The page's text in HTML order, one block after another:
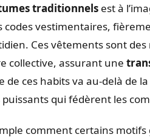
traditionnels est à
codes vestimentaires,
Ces vêtements sont
collective, assurant une
de ces habits va au-delà de
puissants qui fédèrent les
comment certains